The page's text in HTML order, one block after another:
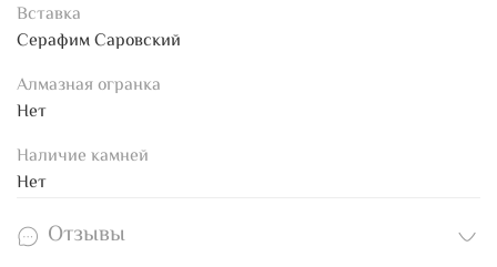
Вставка
Серафим Саровский
Алмазная огранка
Нет
Наличие камней
Нет
Отзывы